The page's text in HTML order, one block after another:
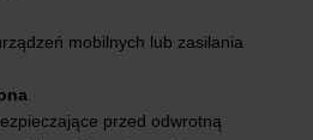
mobilnych lub zasilania
przed odwrotną